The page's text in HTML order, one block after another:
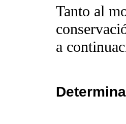
Tanto al
a